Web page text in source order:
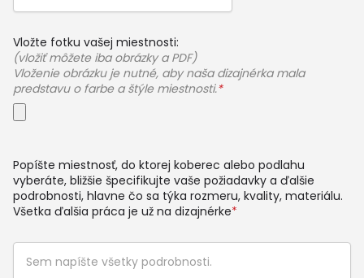
Vložte fotku vašej miestnosti:
(vložiť môžete iba obrázky a PDF)
Vloženie obrázku je nutné, aby naša dizajnérka mala
predstavu o farbe a štýle miestnosti.*
Popíšte miestnosť, do ktorej koberec alebo podlahu
vyberáte, bližšie špecifikujte vaše požiadavky a ďalšie
podrobnosti, hlavne čo sa týka rozmeru, kvality, materiálu.
Všetka ďalšia práca je už na dizajnérke*